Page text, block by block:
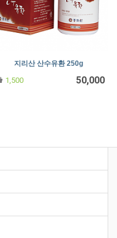
지리산 산수유환 250g
1,500 50,000